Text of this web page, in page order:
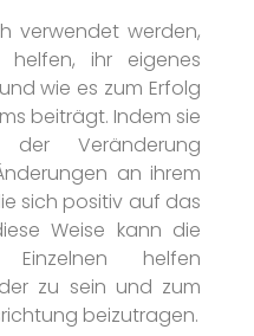
verwendet werden,
helfen, ihr eigenes
wie es zum Erfolg
beiträgt. Indem sie
Veränderung
an ihrem
sich positiv auf das
Weise kann die
Einzelnen helfen
zu sein und zum
beizutragen.